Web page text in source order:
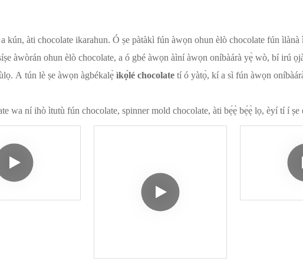
kún, àti chocolate ikarahun. Ó ṣe pàtàkì fún àwọn ohun èlò chocolate fún
àwòrán ohun èlò chocolate, a ó gbé àwọn àìní àwọn oníbàárà yẹ̀ wò, bí irú
A tún lè ṣe àwọn àgbékalẹ̀ ìkọ́lé chocolate tí ó yàtọ̀, kí a sì fún àwọn
wa ní ihò ìtutù fún chocolate, spinner mold chocolate, àti bẹ́ẹ̀ bẹ́ẹ̀ lọ, èyí tí í